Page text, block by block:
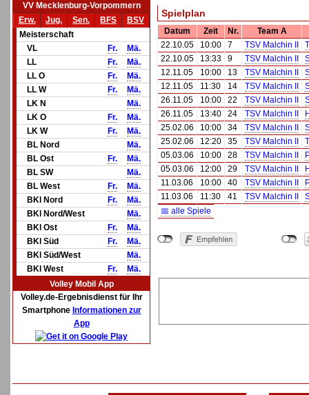
VV Mecklenburg-Vorpommern
Erw.
Jug. Sen. BFS
BSV
Meisterschaft
VL
Fr.
Mä.
LL
Fr.
Mä.
LL O
Fr.
Mä.
LL W
Fr.
Mä.
LK N
Mä.
LK O
Fr.
Mä.
LK W
Fr.
Mä.
BL Nord
Mä.
BL Ost
Fr.
Mä.
BL SW
Mä.
BL West
Fr.
Mä.
BKl Nord
Fr.
Mä.
BKl Nord/West
Mä.
BKl Ost
Fr.
Mä.
BKl Süd
Fr.
Mä.
BKl Süd/West
Mä.
BKl West
Fr.
Mä.
Volley Mobil App
Volley.de-Ergebnisdienst für Ihr
Smartphone Informationen zur
App
Spielplan
Datum Zeit Nr.
Team A
22.10.05
10:00 7 TSV Malchin II
22.10.05
13:33 9 TSV Malchin II
12.11.05
10:00 13 TSV Malchin II
12.11.05
11:30 14 TSV Malchin II
26.11.05
10:00 22 TSV Malchin II
26.11.05
13:40 24 TSV Malchin II
25.02.06
10:00 34 TSV Malchin II
25.02.06
12:20 35 TSV Malchin II
05.03.06
10:00 28 TSV Malchin II
05.03.06
12:00 29 TSV Malchin II
11.03.06
10:00 40 TSV Malchin II
11.03.06
11:30 41 TSV Malchin II
📅 alle Spiele